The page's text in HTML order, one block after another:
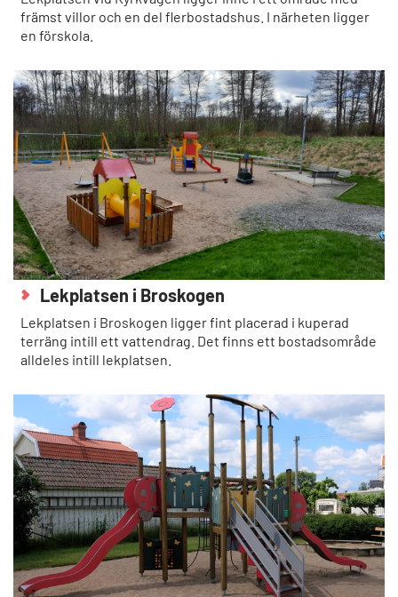
främst villor och en del flerbostadshus. I närheten ligger
en förskola.
Lekplatsen i Broskogen
Lekplatsen i Broskogen ligger fint placerad i kuperad
terräng intill ett vattendrag. Det finns ett bostadsområde
alldeles intill lekplatsen.